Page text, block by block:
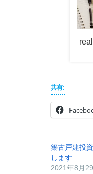
共有:
築古戸建投
します
2021年8月